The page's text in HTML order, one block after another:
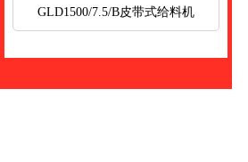
GLD1500/7.5/B皮带式给料机